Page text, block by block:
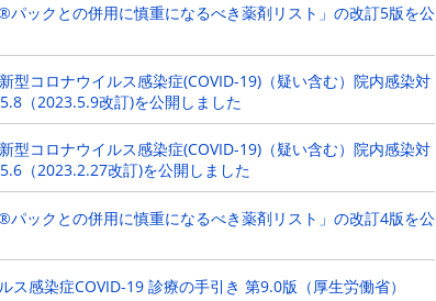
ス、オミクロン変異株に感染した11例の臨床経過とウイルス
報告
型コロナウイルス感染症(COVID-19)（疑い含む）院内感染対
（2021.12.10改訂)を公開しました
型コロナウイルス感染症(COVID-19)（疑い含む）院内感染対
（2021.11.11改訂)を公開しました
19治療フローチャート（成人)第4.1版を公開しました
19治療フローチャート（成人)第4版を公開しました
®パックとの併用に慎重になるべき薬剤リスト」の改訂5版を公
型コロナウイルス感染症(COVID-19)（疑い含む）院内感染対
（2023.5.9改訂)を公開しました
型コロナウイルス感染症(COVID-19)（疑い含む）院内感染対
（2023.2.27改訂)を公開しました
®パックとの併用に慎重になるべき薬剤リスト」の改訂4版を公
ス感染症COVID-19 診療の手引き 第9.0版（厚生労働省）